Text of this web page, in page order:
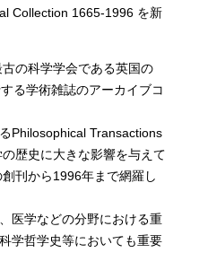
Collection 1665-1996 を新
の科学学会である英国の
る学術雑誌のアーカイブコ
Philosophical Transactions
歴史に大きな影響を与えて
刊から1996年まで網羅し
医学などの分野における重
学哲学史等においても重要